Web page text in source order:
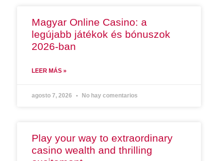
Magyar Online Casino: a
legújabb játékok és bónuszok
2026-ban
LEER MÁS »
agosto 7, 2026 No hay comentarios
Play your way to extraordinary
casino wealth and thrilling